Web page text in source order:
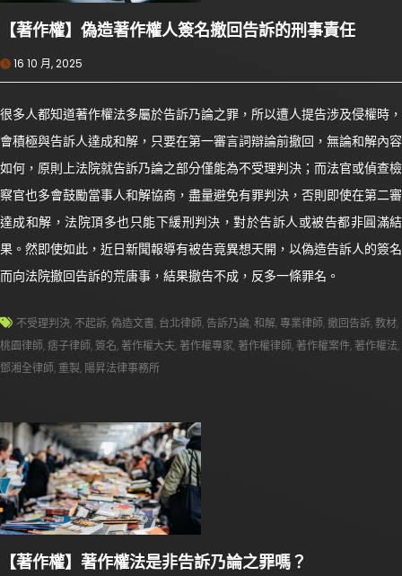
【著作權】偽造著作權人簽名撤回告訴的刑事責任
16 10 月, 2025
很多人都知道著作權法多屬於告訴乃論之罪，所以遭人提告涉及侵權時，
會積極與告訴人達成和解，只要在第一審言詞辯論前撤回，無論和解內容
如何，原則上法院就告訴乃論之部分僅能為不受理判決；而法官或偵查檢
察官也多會鼓勵當事人和解協商，盡量避免有罪判決，否則即使在第二審
達成和解，法院頂多也只能下緩刑判決，對於告訴人或被告都非圓滿結
果。然即使如此，近日新聞報導有被告竟異想天開，以偽造告訴人的簽名
而向法院撤回告訴的荒唐事，結果撤告不成，反多一條罪名。
不受理判決, 不起訴,偽造文書, 台北律師, 告訴乃論,和解,專業律師,撤回告訴,教材,
桃園律師,痞子律師, 簽名, 著作權大夫, 著作權專家, 著作權律師, 著作權案件, 著作權法,
鄧湘全律師, 重製, 陽昇法律事務所
【著作權】著作權法是非告訴乃論之罪嗎？